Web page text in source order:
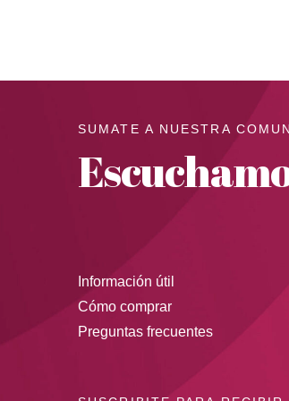
SUMATE A NUESTRA
Información útil
Cómo comprar
Preguntas frecuentes